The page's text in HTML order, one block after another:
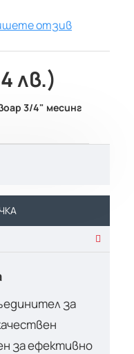
отзив
лв.)
3/4" месинг
за
за ефективно